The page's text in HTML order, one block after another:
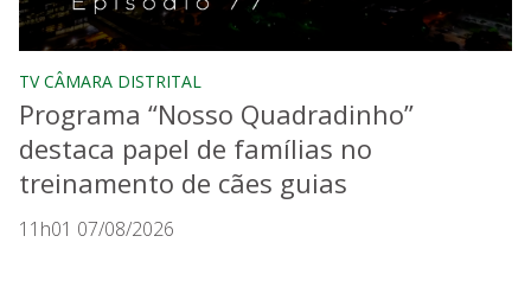
TV CÂMARA DISTRITAL
Programa “Nosso Quadradinho”
destaca papel de famílias no
treinamento de cães guias
11h01 07/08/2026